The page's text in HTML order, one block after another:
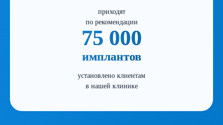
приходят
по рекомендации
75 000
имплантов
установлено клиентам
в нашей клинике